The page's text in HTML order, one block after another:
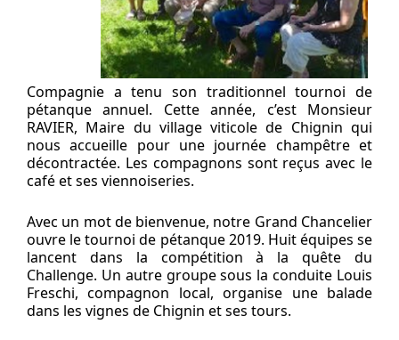
Compagnie a tenu son traditionnel tournoi de
pétanque annuel. Cette année, c’est Monsieur
RAVIER, Maire du village viticole de Chignin qui
nous accueille pour une journée champêtre et
décontractée. Les compagnons sont reçus avec le
café et ses viennoiseries.
Avec un mot de bienvenue, notre Grand Chancelier
ouvre le tournoi de pétanque 2019. Huit équipes se
lancent dans la compétition à la quête du
Challenge. Un autre groupe sous la conduite Louis
Freschi, compagnon local, organise une balade
dans les vignes de Chignin et ses tours.